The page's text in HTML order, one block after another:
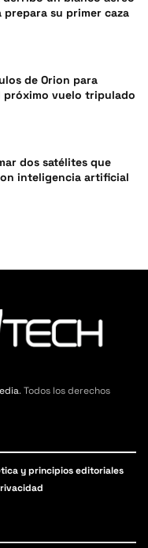
su primer caza
de Orion para
próximo vuelo tripulado
dos satélites que
inteligencia artificial
. Todos los derechos
y principios editoriales